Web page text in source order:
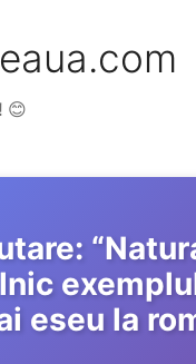
😊
“
eseu la